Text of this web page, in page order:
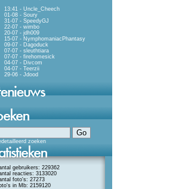
13:41 - Uncle_Cheech
01-08 - Soury
31-07 - SpeedyGJ
22-07 - wimbo
20-07 - jdh009
15-07 - NymphomaniacPhantasy
09-07 - Dagoduck
07-07 - sleuthtiara
07-07 - firehomesick
04-07 - Divcom
04-07 - Teerzii
29-06 - Jdood
zoeken
gebruikers: 229362
reacties: 3133020
foto's: 27273
in Mb: 2159120